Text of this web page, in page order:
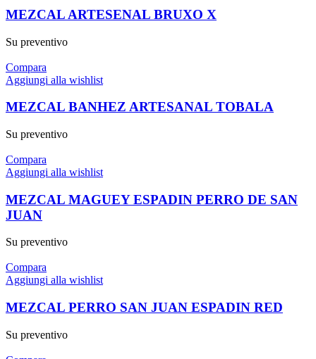
MEZCAL ARTESENAL BRUXO X
Su preventivo
Compara
Aggiungi alla wishlist
MEZCAL BANHEZ ARTESANAL TOBALA
Su preventivo
Compara
Aggiungi alla wishlist
MEZCAL MAGUEY ESPADIN PERRO DE SAN
JUAN
Su preventivo
Compara
Aggiungi alla wishlist
MEZCAL PERRO SAN JUAN ESPADIN RED
Su preventivo